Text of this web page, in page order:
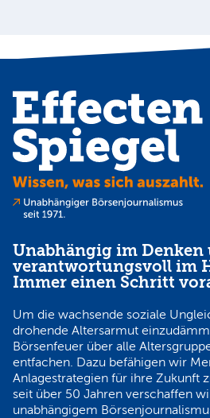
Unabhängig im Denken
verantwortungsvoll im
Immer einen Schritt
Um die wachsende soziale
drohende Altersarmut
Börsenfeuer über alle
entfachen. Dazu befähigen wir
Anlagestrategien für ihre Zukunft
seit über 50 Jahren verschaffen
unabhängigem